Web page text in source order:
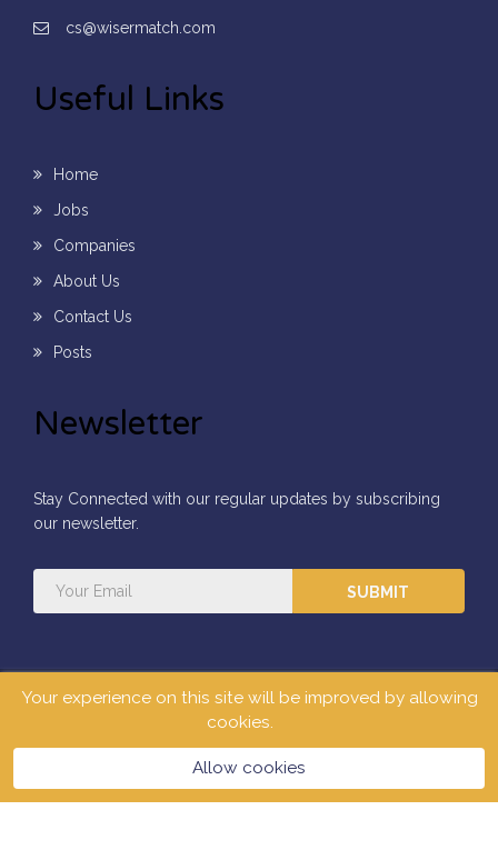
cs@wisermatch.com
Useful Links
Home
Jobs
Companies
About Us
Contact Us
Posts
Newsletter
Stay Connected with our regular updates by subscribing
our newsletter.
SUBMIT
All Rights Reserved ©2026 Mars Concepts Limited.
Your experience on this site will be improved by allowing
cookies.
Allow cookies